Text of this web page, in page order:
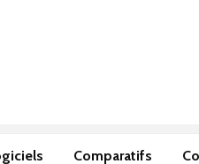
Comparatifs